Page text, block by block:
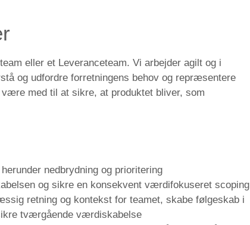
eller et Leveranceteam. Vi arbejder agilt og i
og udfordre forretningens behov og repræsentere
med til at sikre, at produktet bliver, som
nedbrydning og prioritering
og sikre en konsekvent værdifokuseret scoping
retning og kontekst for teamet, skabe følgeskab i
tværgående værdiskabelse